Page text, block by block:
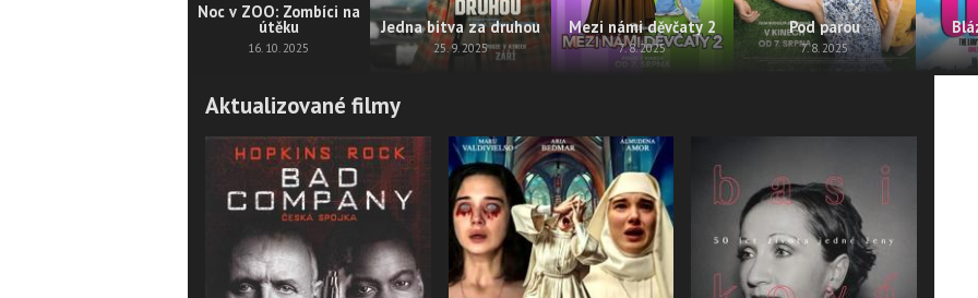
Noc v ZOO: Zombíci na
útěku
16. 10. 2025
Jedna bitva za druhou
25. 9. 2025
Mezi námi děvčaty 2
7. 8. 2025
Pod parou
7. 8. 2025
Aktualizované filmy